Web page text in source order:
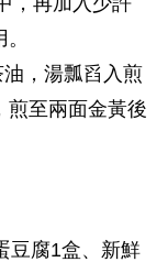
，湯瓢舀入煎
煎至兩面金黃後
豆腐1盒、新鮮